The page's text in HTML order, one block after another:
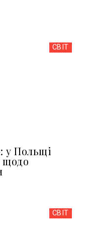
СВІТ
у Польщі
щодо
СВІТ